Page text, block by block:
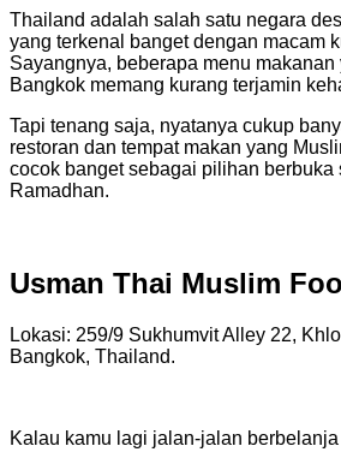
Thailand adalah salah satu negara
yang terkenal banget dengan macam
Sayangnya, beberapa menu makanan
Bangkok memang kurang terjamin
Tapi tenang saja, nyatanya cukup
restoran dan tempat makan yang
cocok banget sebagai pilihan berbuka
Ramadhan.
Usman Thai Muslim
Lokasi: 259/9 Sukhumvit Alley 22,
Bangkok, Thailand.
Kalau kamu lagi jalan-jalan